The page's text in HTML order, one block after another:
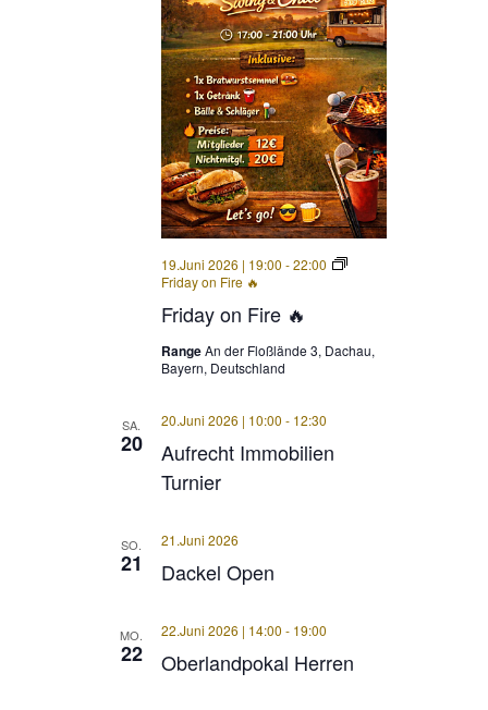
Friday on Fire 🔥
19.Juni 2026 | 19:00 -22:00
Friday on Fire 🔥
RangeAn der Floßlände 3, Dachau,
Bayern, Deutschland
SA.
20
Aufrecht Immobilien
Turnier
20.Juni 2026 | 10:00 - 12:30
SO.
21 Dackel Open
21.Juni 2026
MO.
22 Oberlandpokal Herren
22.Juni 2026 | 14:00 - 19:00